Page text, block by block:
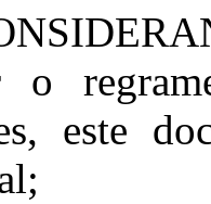
o
este